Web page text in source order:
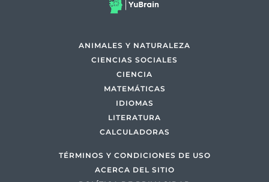
ANIMALES Y NATURALEZA
CIENCIAS SOCIALES
CIENCIA
MATEMÁTICAS
IDIOMAS
LITERATURA
CALCULADORAS
TÉRMINOS Y CONDICIONES DE USO
ACERCA DEL SITIO